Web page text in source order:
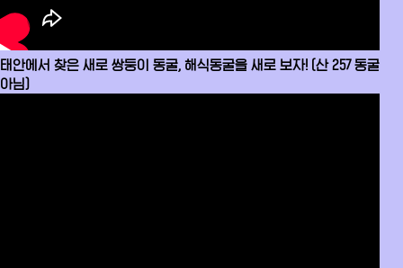
태안에서 찾은 새로 쌍둥이 동굴, 해식동굴을 새로 보자! (산 257 동굴
아님)